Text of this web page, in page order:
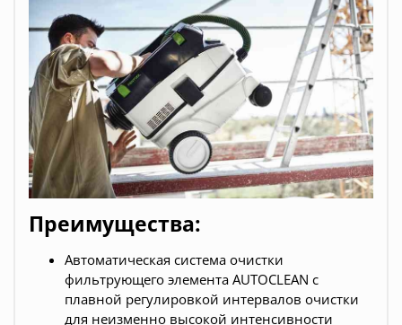
Преимущества:
Автоматическая система очистки
фильтрующего элемента AUTOCLEAN с
плавной регулировкой интервалов очистки
для неизменно высокой интенсивности